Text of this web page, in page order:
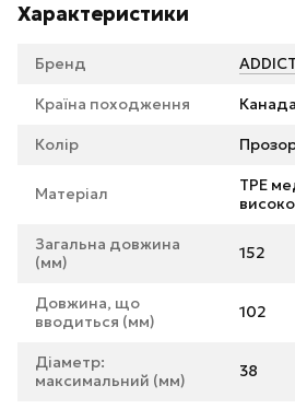
Характеристики
Бренд
Країна походження Канада
Колір
Матеріал
TPE
Загальна довжина
(мм)
152
Довжина, що
вводиться (мм)
102
Діаметр:
максимальний (мм)
38